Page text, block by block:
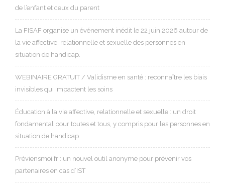
de l’enfant et ceux du parent
La FISAF organise un événement inédit le 22 juin 2026 autour de
la vie affective, relationnelle et sexuelle des personnes en
situation de handicap.
WEBINAIRE GRATUIT / Validisme en santé : reconnaître les biais
invisibles qui impactent les soins
Éducation à la vie affective, relationnelle et sexuelle : un droit
fondamental pour toutes et tous, y compris pour les personnes en
situation de handicap
Préviensmoi.fr : un nouvel outil anonyme pour prévenir vos
partenaires en cas d’IST